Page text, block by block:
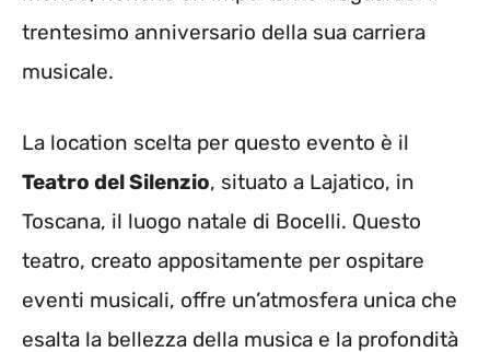
trentesimo anniversario della sua carriera
musicale.
La location scelta per questo evento è il
Teatro del Silenzio, situato a Lajatico, in
Toscana, il luogo natale di Bocelli. Questo
teatro, creato appositamente per ospitare
eventi musicali, offre un’atmosfera unica che
esalta la bellezza della musica e la profondità